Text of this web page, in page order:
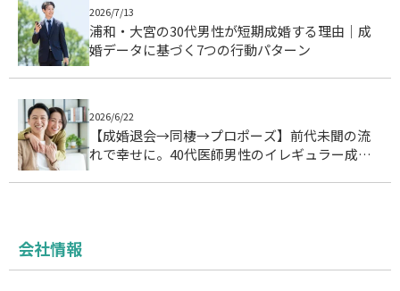
2026/7/13
浦和・大宮の30代男性が短期成婚する理由｜成
婚データに基づく7つの行動パターン
2026/6/22
【成婚退会→同棲→プロポーズ】前代未聞の流
れで幸せに。40代医師男性のイレギュラー成婚
会社情報